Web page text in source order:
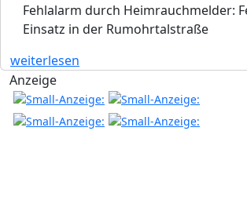
Fehlalarm durch Heimrauchmelder:
Einsatz in der Rumohrtalstraße
weiterlesen
Anzeige